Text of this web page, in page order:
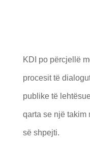
KDI po përcjellë
procesit të
publike të
qarta se një takim
së shpejti.